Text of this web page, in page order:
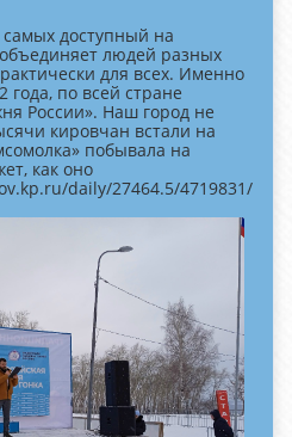
доступный на
людей разных
для всех. Именно
года, по всей стране
России». Наш город не
кировчан встали на
побывала на
как оно
daily/27464.5/4719831/